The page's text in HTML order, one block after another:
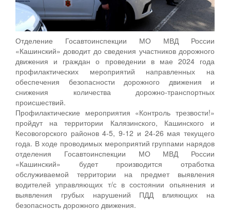
Отделение Госавтоинспекции МО МВД России
«Кашинский» доводит до сведения участников дорожного
движения и граждан о проведении в мае 2024 года
профилактических мероприятий направленных на
обеспечения безопасности дорожного движения и
снижения количества дорожно-транспортных
происшествий.
Профилактические мероприятия «Контроль трезвости!»
пройдут на территории Калязинского, Кашинского и
Кесовогорского районов 4-5, 9-12 и 24-26 мая текущего
года. В ходе проводимых мероприятий группами нарядов
отделения Госавтоинспекции МО МВД России
«Кашинский» будет производится отработка
обслуживаемой территории на предмет выявления
водителей управляющих т/с в состоянии опьянения и
выявления грубых нарушений ПДД влияющих на
безопасность дорожного движения.